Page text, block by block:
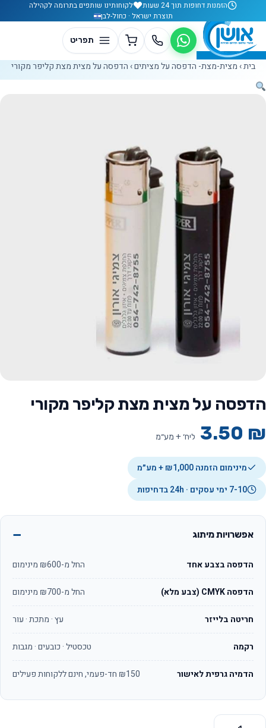
דלג לתוכןהזמנות דחופות תוך 24 שעות
לקוחותינו שותפים בתרומה לקהילה
תוצרת ישראל · כחול-לבן
בית› מצית-מצת- הדפסה על מציתים› הדפסה על מצית מצת קליפר מקורי
הדפסה על מצית מצת קליפר מקורי
3.50 ₪ ליח׳ + מע״מ
מינימום הזמנה ₪1,000 + מע״מ
7-10 ימי עסקים · 24h בדחיפות
אפשרויות מיתוג
הדפסה בצבע אחד החל מ-₪600 מינימום
הדפסה CMYK (צבע מלא) החל מ-₪700 מינימום
חריטה בלייזר עץ · מתכת · עור
רקמה טכסטיל · כובעים · מגבות
הדמיה גרפית לאישור ₪150 חד-פעמי, חינם ללקוחות פעילים